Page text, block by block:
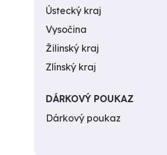
Ústecký kraj
Vysočina
Žilinský kraj
Zlínský kraj
DÁRKOVÝ POUKAZ
Dárkový poukaz